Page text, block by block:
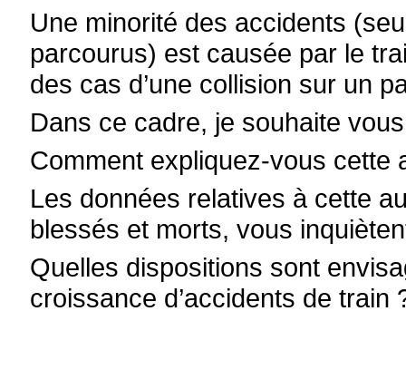
Une minorité des accidents
parcourus) est causée par le
des cas d’une collision sur un
Dans ce cadre, je souhaite
Comment expliquez-vous cette
Les données relatives à cette
blessés et morts, vous
Quelles dispositions sont
croissance d’accidents de train